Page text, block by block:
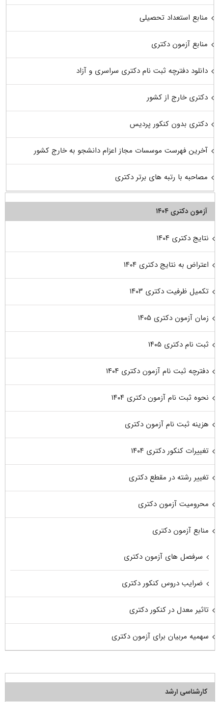
منابع استعداد تحصیلی
منابع آزمون دکتری
دانلود دفترچه ثبت نام دکتری سراسری و آزاد
دکتری خارج از کشور
دکتری بدون کنکور پردیس
آخرین فهرست موسسات مجاز اعزام دانشجو به خارج کشور
مصاحبه با رتبه های برتر دکتری
آزمون دکتری ۱۴۰۴
نتایج دکتری ۱۴۰۴
اعتراض به نتایج دکتری ۱۴۰۴
تکمیل ظرفیت دکتری ۱۴۰۳
زمان آزمون دکتری ۱۴۰۵
ثبت نام دکتری ۱۴۰۵
دفترچه ثبت نام آزمون دکتری ۱۴۰۴
نحوه ثبت نام آزمون دکتری ۱۴۰۴
هزینه ثبت نام آزمون دکتری
تغییرات کنکور دکتری ۱۴۰۴
تغییر رشته در مقطع دکتری
محرومیت آزمون دکتری
منابع آزمون دکتری
سرفصل های آزمون دکتری
ضرایب دروس کنکور دکتری
تاثیر معدل در کنکور دکتری
سهمیه مربیان برای آزمون دکتری
کارشناسی ارشد